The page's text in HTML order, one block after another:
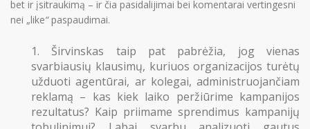
bet ir įsitraukimą – ir čia pasidalijimai bei komentarai vertingesni
nei „like“paspaudimai.
Širvinskas taip pat pabrėžia, jog vienas
svarbiausių klausimų, kuriuos organizacijos turėtų
užduoti agentūrai, ar kolegai, administruojančiam
reklamą – kas kiek laiko peržiūrime kampanijos
rezultatus? Kaip priimame sprendimus kampanijų